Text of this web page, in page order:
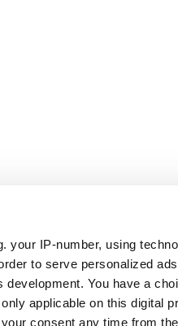
your IP-number, using
to serve personalized
You have a
applicable on this digital
consent any time from
Link utili
My Marca Corona
Contattaci
Area
Condizioni
Cookies